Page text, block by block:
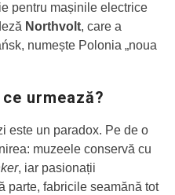
pentru mașinile electrice
Northvolt, care a
numește Polonia „noua
urmează?
este un paradox. Pe de o
muzeele conservă cu
, iar pasionații
parte, fabricile seamănă tot